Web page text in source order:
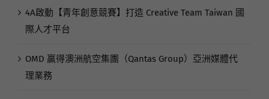
4A啟動【青年創意競賽】打造 Creative Team Taiwan 國
際人才平台
OMD 贏得澳洲航空集團（Qantas Group）亞洲媒體代
理業務